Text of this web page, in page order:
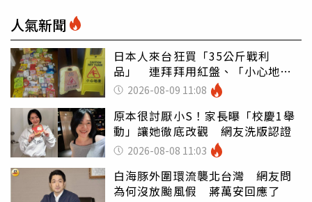
人氣新聞
日本人來台狂買「35公斤戰利
品」 連拜拜用紅盤、「小心地
滑」告示牌也帶回家
2026-08-09 11:08
原本很討厭小S！家長曝「校慶1舉
動」讓她徹底改觀 網友洗版認證
2026-08-08 11:03
白海豚外圍環流襲北台灣 網友問
為何沒放颱風假 蔣萬安回應了